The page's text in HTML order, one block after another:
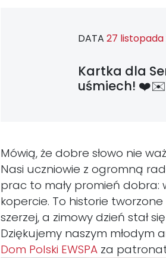
DATA 27 listopada
Kartka dla
uśmiech! ❤️✉️
Mówią, że dobre słowo nie
Nasi uczniowie z ogromną
prac to mały promień dobra:
kopercie. To historie
szerzej, a zimowy dzień stał
Dziękujemy naszym młodym
Dom Polski EWSPA za